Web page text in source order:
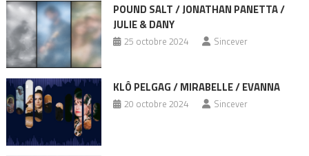
POUND SALT / JONATHAN PANETTA /
JULIE & DANY
25 octobre 2024 Sincever
KLÔ PELGAG / MIRABELLE / EVANNA
20 octobre 2024 Sincever